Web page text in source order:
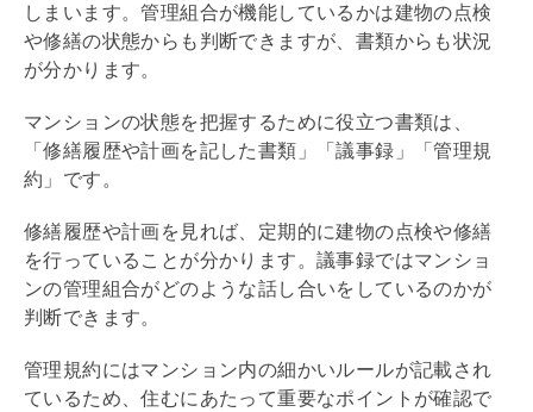
しまいます。管理組合が機能しているかは建物の点検
や修繕の状態からも判断できますが、書類からも状況
が分かります。
マンションの状態を把握するために役立つ書類は、
「修繕履歴や計画を記した書類」「議事録」「管理規
約 」です。
修繕履歴や計画を見れば、定期的に建物の点検や修繕
を行っていることが分かります。議事録ではマンショ
ンの管理組合がどのような話し合いをしているのかが
判断できます。
管理規約にはマンション内の細かいルールが記載され
ているため、住むにあたって重要なポイントが確認で